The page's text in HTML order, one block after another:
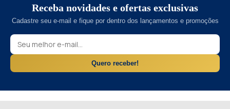
Receba novidades e ofertas exclusivas
Cadastre seu e-mail e fique por dentro dos lançamentos e promoções
Quero receber!